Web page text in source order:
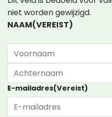
niet worden gewijzigd.
NAAM(VEREIST)
Voornaam
Achternaam
E-mailadres(Vereist)